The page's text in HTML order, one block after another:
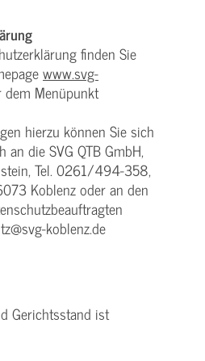
finden Sie
www.svg-
dem Menüpunkt
hierzu können Sie sich
an die SVG QTB GmbH,
Tel. 0261/494-358,
Koblenz oder an den
koblenz.de
Gerichtsstand ist